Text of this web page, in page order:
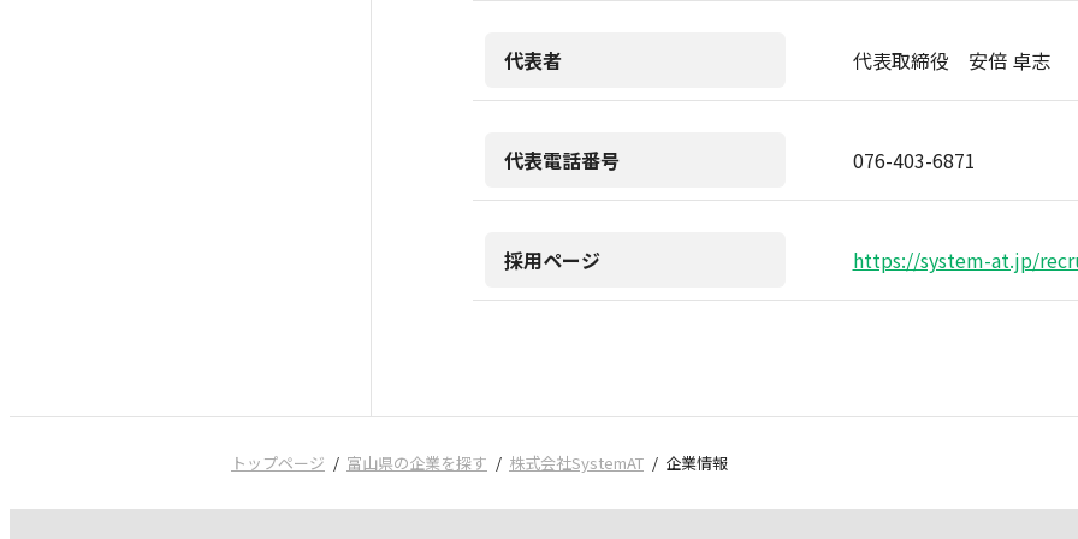
代表者 代表取締役 安倍 卓志
代表電話番号 076-403-6871
採用ページ https://system-at.jp/
トップページ 富山県の企業を探す 株式会社SystemAT 企業情報